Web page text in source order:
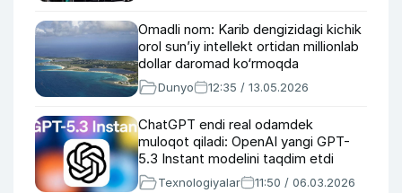
Omadli nom: Karib dengizidagi kichik
orol sun’iy intellekt ortidan millionlab
dollar daromad ko‘rmoqda
Dunyo 12:35 / 13.05.2026
ChatGPT endi real odamdek
muloqot qiladi: OpenAI yangi GPT-
5.3 Instant modelini taqdim etdi
Texnologiyalar 11:50 / 06.03.2026